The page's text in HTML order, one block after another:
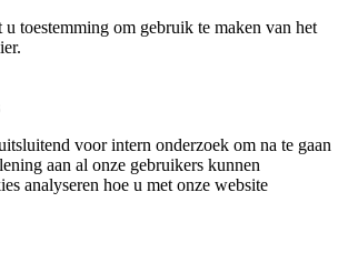
u toestemming om gebruik te maken van het
voor intern onderzoek om na te gaan
aan al onze gebruikers kunnen
analyseren hoe u met onze website